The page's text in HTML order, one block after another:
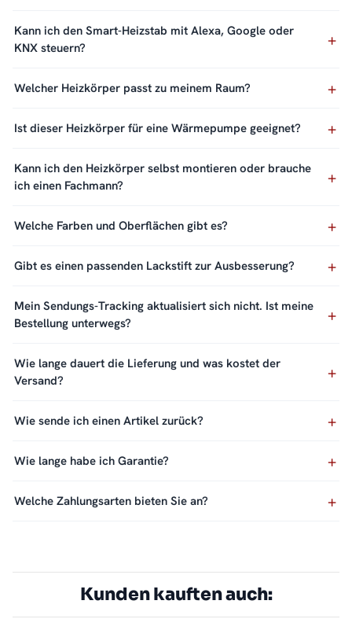
Kann ich den Smart-Heizstab mit Alexa, Google oder
KNX steuern?
Welcher Heizkörper passt zu meinem Raum?
Ist dieser Heizkörper für eine Wärmepumpe geeignet?
Kann ich den Heizkörper selbst montieren oder brauche
ich einen Fachmann?
Welche Farben und Oberflächen gibt es?
Gibt es einen passenden Lackstift zur Ausbesserung?
Mein Sendungs-Tracking aktualisiert sich nicht. Ist meine
Bestellung unterwegs?
Wie lange dauert die Lieferung und was kostet der
Versand?
Wie sende ich einen Artikel zurück?
Wie lange habe ich Garantie?
Welche Zahlungsarten bieten Sie an?
Kunden kauften auch: